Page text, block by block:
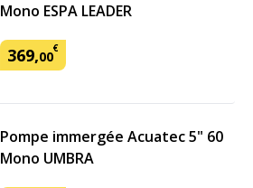
Mono ESPA LEADER
369,00€
Pompe immergée Acuatec 5" 60
Mono UMBRA